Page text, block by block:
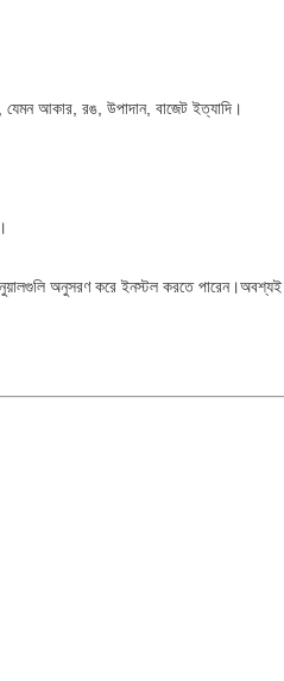
আকার, রঙ, উপাদান, বাজেট ইত্যাদি।
অনুসরণ করে ইনস্টল করতে পারেন।অবশ্যই